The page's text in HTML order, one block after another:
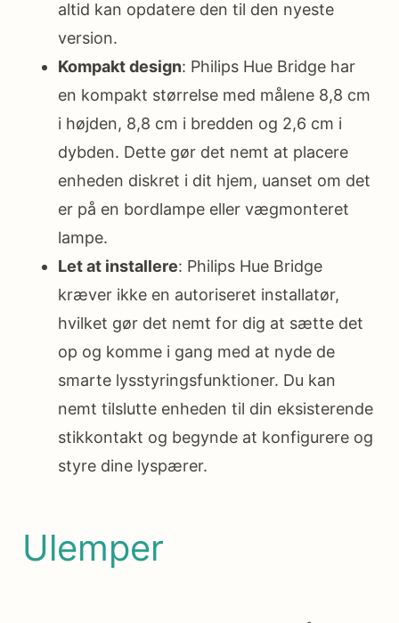
altid kan opdatere den til den nyeste
version.
Kompakt design: Philips Hue Bridge har
en kompakt størrelse med målene 8,8 cm
i højden, 8,8 cm i bredden og 2,6 cm i
dybden. Dette gør det nemt at placere
enheden diskret i dit hjem, uanset om det
er på en bordlampe eller vægmonteret
lampe.
Let at installere: Philips Hue Bridge
kræver ikke en autoriseret installatør,
hvilket gør det nemt for dig at sætte det
op og komme i gang med at nyde de
smarte lysstyringsfunktioner. Du kan
nemt tilslutte enheden til din eksisterende
stikkontakt og begynde at konfigurere og
styre dine lyspærer.
Ulemper